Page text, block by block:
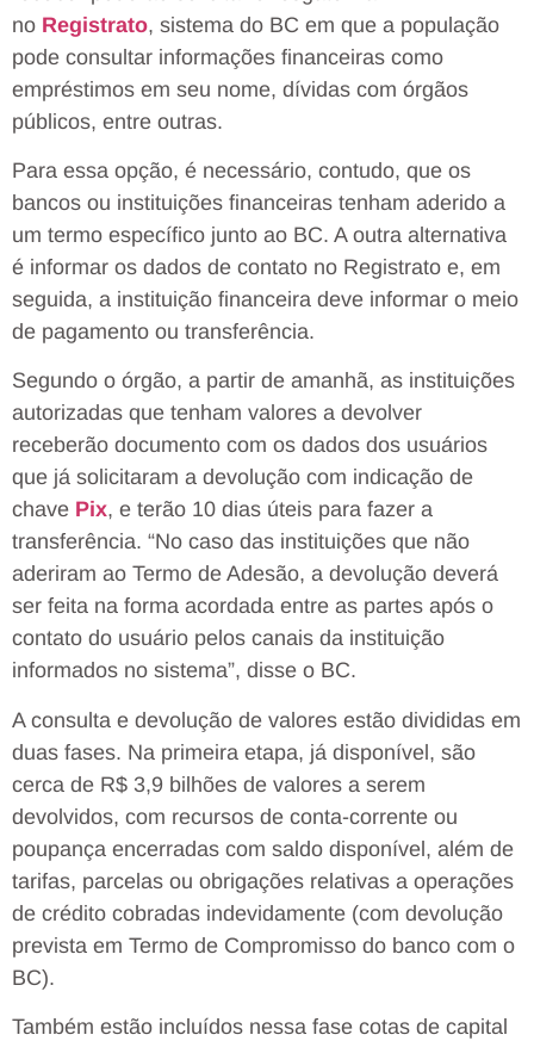
no Registrato, sistema do BC em que a população
pode consultar informações financeiras como
empréstimos em seu nome, dívidas com órgãos
públicos, entre outras.
Para essa opção, é necessário, contudo, que os
bancos ou instituições financeiras tenham aderido a
um termo específico junto ao BC. A outra alternativa
é informar os dados de contato no Registrato e, em
seguida, a instituição financeira deve informar o meio
de pagamento ou transferência.
Segundo o órgão, a partir de amanhã, as instituições
autorizadas que tenham valores a devolver
receberão documento com os dados dos usuários
que já solicitaram a devolução com indicação de
chave Pix, e terão 10 dias úteis para fazer a
transferência. “No caso das instituições que não
aderiram ao Termo de Adesão, a devolução deverá
ser feita na forma acordada entre as partes após o
contato do usuário pelos canais da instituição
informados no sistema”, disse o BC.
A consulta e devolução de valores estão divididas em
duas fases. Na primeira etapa, já disponível, são
cerca de R$ 3,9 bilhões de valores a serem
devolvidos, com recursos de conta-corrente ou
poupança encerradas com saldo disponível, além de
tarifas, parcelas ou obrigações relativas a operações
de crédito cobradas indevidamente (com devolução
prevista em Termo de Compromisso do banco com o
BC).
Também estão incluídos nessa fase cotas de capital